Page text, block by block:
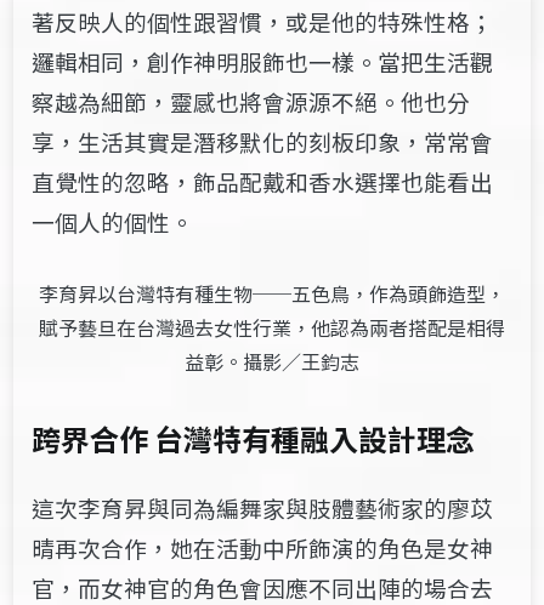
著反映人的個性跟習慣，或是他的特殊性格；
邏輯相同，創作神明服飾也一樣。當把生活觀
察越為細節，靈感也將會源源不絕。他也分
享，生活其實是潛移默化的刻板印象，常常會
直覺性的忽略，飾品配戴和香水選擇也能看出
一個人的個性。
李育昇以台灣特有種生物──五色鳥，作為頭飾造型，
賦予藝旦在台灣過去女性行業，他認為兩者搭配是相得
益彰。攝影／王鈞志
跨界合作 台灣特有種融入設計理念
這次李育昇與同為編舞家與肢體藝術家的廖苡
晴再次合作，她在活動中所飾演的角色是女神
官，而女神官的角色會因應不同出陣的場合去